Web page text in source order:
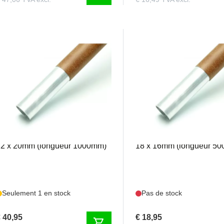
x 20mm (longueur 1000mm)
Seulement 1 en stock
40,95
PIX4118
18 x 16mm (longueur
Pas de stock
€ 18,95